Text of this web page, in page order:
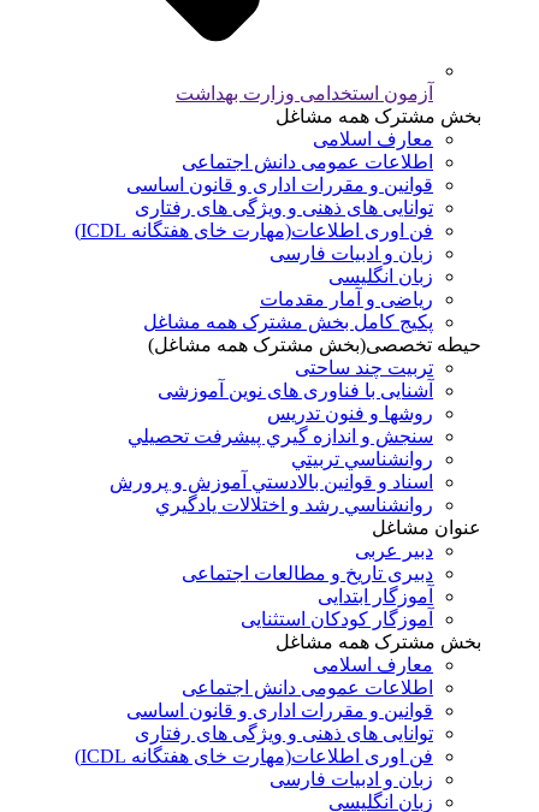
آزمون استخدامی وزارت بهداشت
بخش مشترک همه مشاغل
معارف اسلامی
اطلاعات عمومی دانش اجتماعی
قوانین و مقررات اداری و قانون اساسی
توانایی های ذهنی و ویژگی های رفتاری
فن اوری اطلاعات(مهارت خای هفتگانه ICDL)
زبان و ادبیات فارسی
زبان انگلیسی
ریاضی و آمار مقدمات
پکیج کامل بخش مشترک همه مشاغل
حیطه تخصصی(بخش مشترک همه مشاغل)
تربیت چند ساحتی
آشنایی با فناوری های نوین آموزشی
روشها و فنون تدريس
سنجش و اندازه گيري پيشرفت تحصيلي
روانشناسي تربيتي
اسناد و قوانين بالادستي آموزش و پرورش
روانشناسي رشد و اختلالات يادگيري
عنوان مشاغل
دبير عربی
دبیری تاریخ و مطالعات اجتماعی
آموزگار ابتدایی
آموزگار کودکان استثنایی
بخش مشترک همه مشاغل
معارف اسلامی
اطلاعات عمومی دانش اجتماعی
قوانین و مقررات اداری و قانون اساسی
توانایی های ذهنی و ویژگی های رفتاری
فن اوری اطلاعات(مهارت خای هفتگانه ICDL)
زبان و ادبیات فارسی
زبان انگلیسی